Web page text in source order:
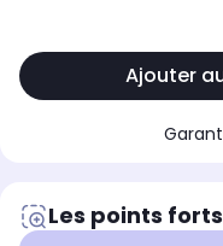
Ajouter
Les points